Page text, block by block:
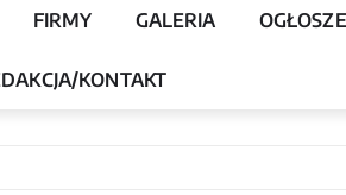
FIRMY GALERIA
KONTAKT